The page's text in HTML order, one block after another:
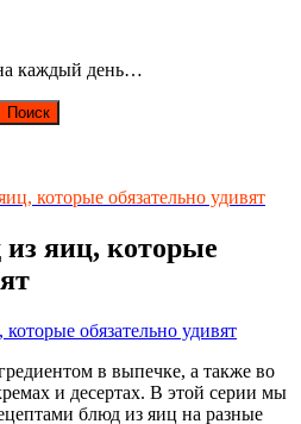
каждый день…
которые обязательно удивят
из яиц, которые
в выпечке, а также во
и десертах. В этой серии мы
блюд из яиц на разные